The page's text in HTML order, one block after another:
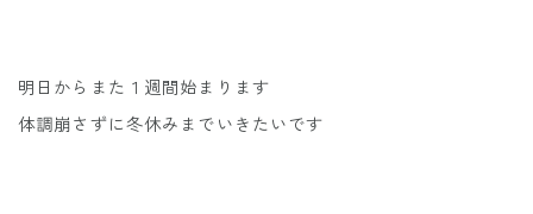
明日からまた１週間始まります
体調崩さずに冬休みまでいきたいです